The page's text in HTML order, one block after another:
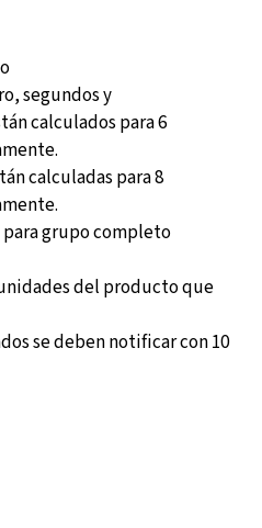
segundos y
calculados para 6
calculadas para 8
para grupo completo
del producto que
se deben notificar con 10